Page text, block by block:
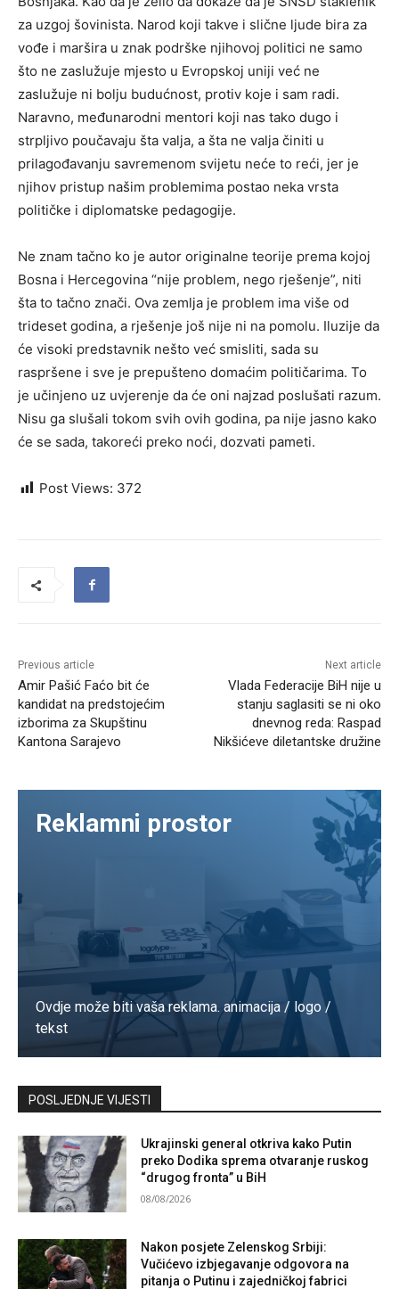
za uzgoj šovinista. Narod koji takve i slične ljude bira za
vođe i maršira u znak podrške njihovoj politici ne samo
što ne zaslužuje mjesto u Evropskoj uniji već ne
zaslužuje ni bolju budućnost, protiv koje i sam radi.
Naravno, međunarodni mentori koji nas tako dugo i
strpljivo poučavaju šta valja, a šta ne valja činiti u
prilagođavanju savremenom svijetu neće to reći, jer je
njihov pristup našim problemima postao neka vrsta
političke i diplomatske pedagogije.
Ne znam tačno ko je autor originalne teorije prema kojoj
Bosna i Hercegovina “nije problem, nego rješenje”, niti
šta to tačno znači. Ova zemlja je problem ima više od
trideset godina, a rješenje još nije ni na pomolu. Iluzije da
će visoki predstavnik nešto već smisliti, sada su
raspršene i sve je prepušteno domaćim političarima. To
je učinjeno uz uvjerenje da će oni najzad poslušati razum.
Nisu ga slušali tokom svih ovih godina, pa nije jasno kako
će se sada, takoreći preko noći, dozvati pameti.
Post Views: 372
Previous article
Amir Pašić Faćo bit će
kandidat na predstojećim
izborima za Skupštinu
Kantona Sarajevo
Next article
Vlada Federacije BiH nije u
stanju saglasiti se ni oko
dnevnog reda: Raspad
Nikšićeve diletantske družine
Reklamni prostor
Ovdje može biti vaša reklama. animacija / logo /
tekst
Kontaktirajte nas
POSLJEDNJE VIJESTI
Ukrajinski general otkriva kako Putin
preko Dodika sprema otvaranje ruskog
“drugog fronta” u BiH
08/08/2026
Nakon posjete Zelenskog Srbiji:
Vučićevo izbjegavanje odgovora na
pitanja o Putinu i zajedničkoj fabrici